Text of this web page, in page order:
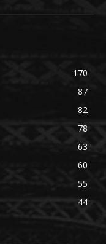
170
87
82
78
63
60
55
44